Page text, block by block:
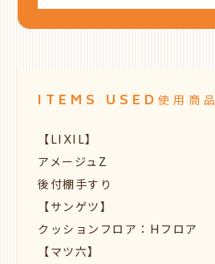
ITEMS USED使用商品
【LIXIL】
アメージュZ
後付棚手すり
【サンゲツ】
クッションフロア：Hフロア
【マツ六】